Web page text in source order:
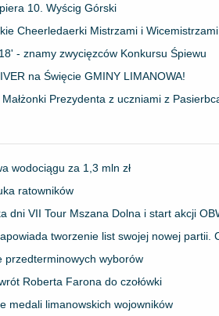
10. Wyścig Górski
Cheerledaerki Mistrzami i
- znamy zwycięzców Konkursu Śpiewu
na Święcie GMINY LIMANOWA!
Prezydenta z uczniami z
wodociągu za 1,3 mln zł
ratowników
dni VII Tour Mszana Dolna i start akcji
tworzenie list swojej nowej
przedterminowych wyborów
Roberta Farona do czołówki
medali limanowskich wojowników